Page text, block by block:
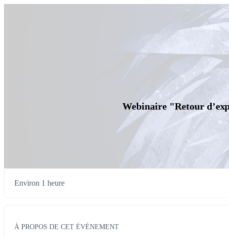
Webinaire "Retour
Environ 1 heure
À PROPOS DE CET ÉVÉNEMENT